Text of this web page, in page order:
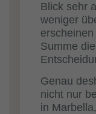
Blick sehr
weniger
Summe
Genau
nicht nur
in